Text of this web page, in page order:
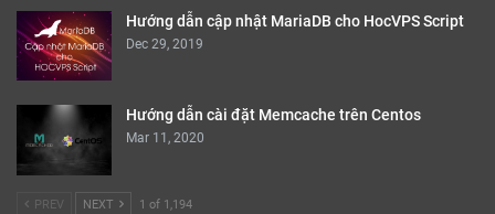
Hướng dẫn cập nhật MariaDB cho HocVPS Script
Dec 29, 2019
Hướng dẫn cài đặt Memcache trên Centos
Mar 11, 2020
PREV NEXT 1 of 1,194